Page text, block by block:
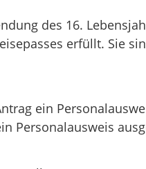
des 16.
erfüllt. Sie
ein
Personalausweis